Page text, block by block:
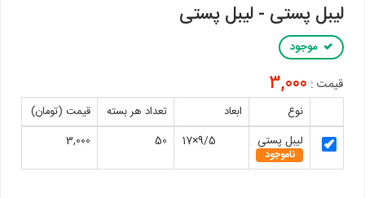
لیبل پستی - لیبل پستی
موجود
قیمت : 3,000
نوع ابعاد تعداد هر بسته
قیمت (تومان)
لیبل پستی
ناموجود
9/5×17
50
3,000